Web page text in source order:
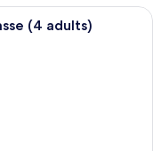
(4 adults)